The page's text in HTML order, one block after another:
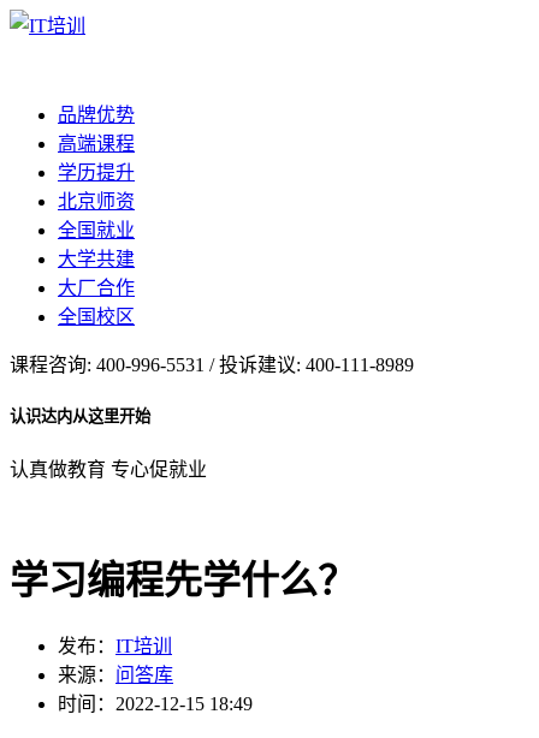
品牌优势
高端课程
学历提升
北京师资
全国就业
大学共建
大厂合作
全国校区
课程咨询: 400-996-5531 / 投诉建议: 400-111-8989
认识达内从这里开始
认真做教育 专心促就业
学习编程先学什么？
发布： IT培训
来源： 问答库
时间：2022-12-15 18:49